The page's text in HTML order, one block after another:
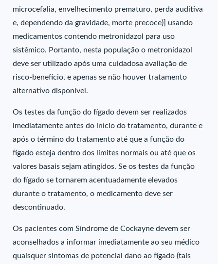
microcefalia, envelhecimento prematuro, perda auditiva
e, dependendo da gravidade, morte precoce)] usando
medicamentos contendo metronidazol para uso
sistêmico. Portanto, nesta população o metronidazol
deve ser utilizado após uma cuidadosa avaliação de
risco-benefício, e apenas se não houver tratamento
alternativo disponível.
Os testes da função do fígado devem ser realizados
imediatamente antes do início do tratamento, durante e
após o término do tratamento até que a função do
fígado esteja dentro dos limites normais ou até que os
valores basais sejam atingidos. Se os testes da função
do fígado se tornarem acentuadamente elevados
durante o tratamento, o medicamento deve ser
descontinuado.
Os pacientes com Síndrome de Cockayne devem ser
aconselhados a informar imediatamente ao seu médico
quaisquer sintomas de potencial dano ao fígado (tais